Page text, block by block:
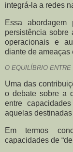
integrá-la a redes
Essa abordagem
persistência sobre
operacionais e
diante de ameaças
O EQUILÍBRIO
Uma das
o debate sobre a
entre
aquelas
Em termos
capacidades de